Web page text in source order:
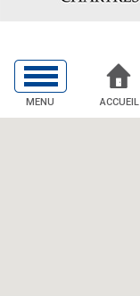
MENU ACCUEIL